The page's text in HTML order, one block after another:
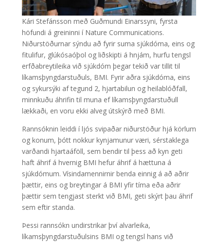
Kári Stefánsson með Guðmundi Einarssyni, fyrsta
höfundi á greininni í Nature Communications.
Niðurstöðurnar sýndu að fyrir suma sjúkdóma, eins og
fitulifur, glúkósaóþol og liðskipti á hnjám, hurfu tengsl
erfðabreytileika við sjúkdóm þegar tekið var tillit til
líkamsþyngdarstuðuls, BMI. Fyrir aðra sjúkdóma, eins
og sykursýki af tegund 2, hjartabilun og heilablóðfall,
minnkuðu áhrifin til muna ef líkamsþyngdarstuðull
lækkaði, en voru ekki alveg útskýrð með BMI.
Rannsóknin leiddi í ljós svipaðar niðurstöður hjá körlum
og konum, þótt nokkur kynjamunur væri, sérstaklega
varðandi hjartaáföll, sem bendir til þess að kyn geti
haft áhrif á hvernig BMI hefur áhrif á hættuna á
sjúkdómum. Vísindamennirnir benda einnig á að aðrir
þættir, eins og breytingar á BMI yfir tíma eða aðrir
þættir sem tengjast sterkt við BMI, geti skýrt þau áhrif
sem eftir standa.
Þessi rannsókn undirstrikar því alvarleika,
líkamsþyngdarstuðulsins BMI og tengsl hans við